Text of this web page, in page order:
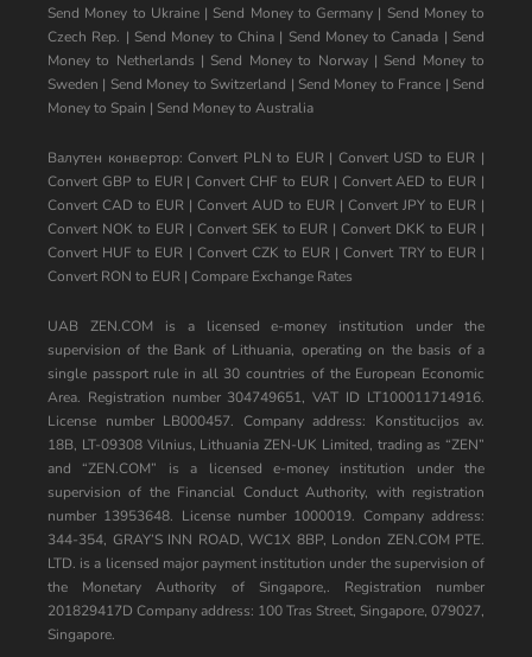
Send Money to Ukraine| Send Money to Germany | Send Money to
Czech Rep. | Send Money to China| Send Money to Canada | Send
Money to Netherlands | Send Money to Norway| Send Money to
Sweden | Send Money to Switzerland | Send Money to France | Send
Money to Spain | Send Money to Australia
Валутен конвертор:Convert PLN to EUR| Convert USD to EUR |
Convert GBP to EUR|Convert CHF to EUR| Convert AED to EUR |
Convert CAD to EUR | Convert AUD to EUR | Convert JPY to EUR |
Convert NOK to EUR| Convert SEK to EUR |Convert DKK to EUR |
Convert HUF to EUR | Convert CZK to EUR |Convert TRY to EUR|
Convert RON to EUR | Compare Exchange Rates
UAB ZEN.COM is a licensed e-money institution under the
supervision of the Bank of Lithuania, operating on the basis of a
single passport rule in all 30 countries of the European Economic
Area. Registration number 304749651, VAT ID LT100011714916.
License number LB000457. Company address: Konstitucijos av.
18B, LT-09308 Vilnius, Lithuania ZEN-UK Limited, trading as “ZEN”
and “ZEN.COM” is a licensed e-money institution under the
supervision of the Financial Conduct Authority, with registration
number 13953648. License number 1000019. Company address:
344-354, GRAY’S INN ROAD, WC1X 8BP, London ZEN.COM PTE.
LTD. is a licensed major payment institution under the supervision of
the Monetary Authority of Singapore,. Registration number
201829417D Company address: 100 Tras Street, Singapore, 079027,
Singapore.